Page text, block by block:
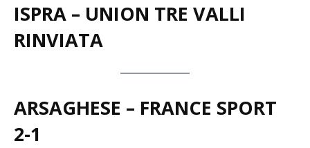
ISPRA – UNION TRE VALLI
RINVIATA
ARSAGHESE – FRANCE SPORT
2-1